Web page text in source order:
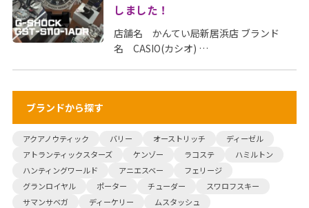
しました！
店舗名 かんてい局新居浜店 ブランド
名 CASIO(カシオ) …
ブランドから探す
アクアノウティック バリー オーストリッチ
ディーゼル
アトランティックスターズ
ケンゾー ラコステ
ハミルトン
ハンティングワールド
アニエスベー
フェリージ
グランロイヤル
ポーター チューダー
スワロフスキー
サマンサベガ
ディーケリー
ムスタッシュ